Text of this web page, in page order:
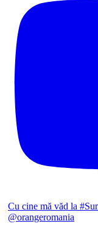
Cu cine mă văd la
@orangeromania